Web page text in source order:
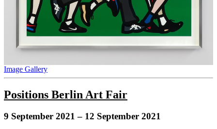
Image Gallery
Positions Berlin Art Fair
9 September 2021 – 12 September 2021